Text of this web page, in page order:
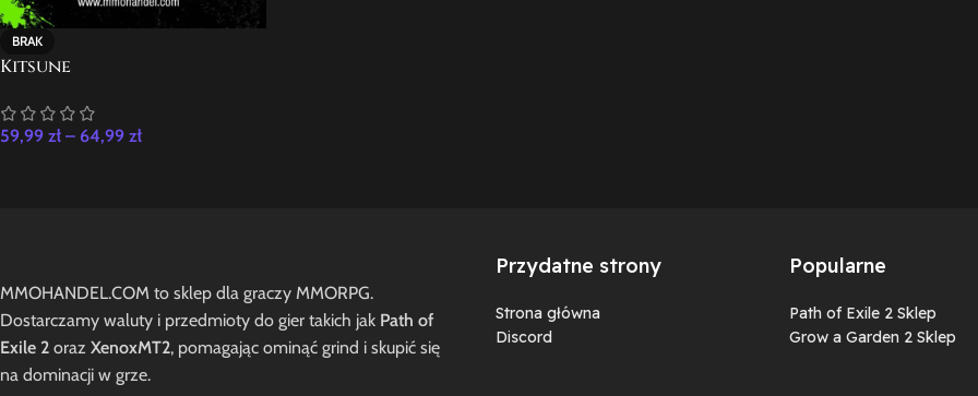
BRAK
Kitsune
59,99 zł – 64,99 zł
MMOHANDEL.COM to sklep dla graczy MMORPG.
Dostarczamy waluty i przedmioty do gier takich jak Path of
Exile 2 oraz XenoxMT2, pomagając ominąć grind i skupić się
na dominacji w grze.
Przydatne strony
Strona główna
Discord
Popularne
Path of Exile 2 Sklep
Grow a Garden 2 Sklep